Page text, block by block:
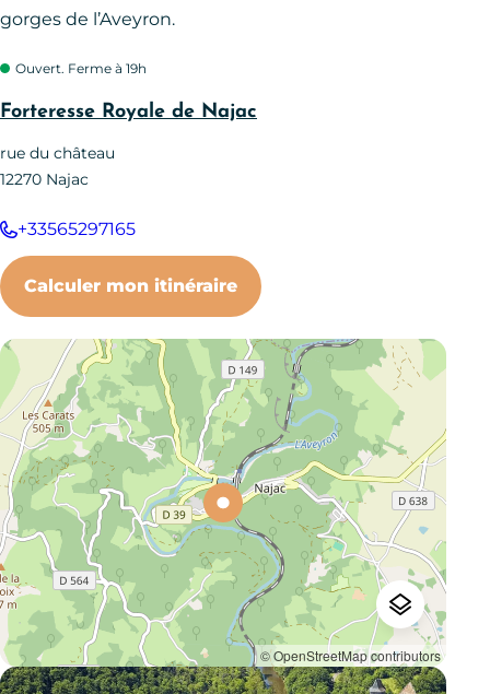
gorges de l’Aveyron.
© OpenStreetMap contributors
Ouvert. Ferme à 19h
Forteresse Royale de Najac
rue du château
12270 Najac
+33565297165
Calculer mon itinéraire